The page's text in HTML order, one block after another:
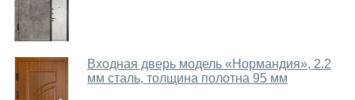
Входная дверь модель «Нормандия», 2.2
мм сталь, толщина полотна 95 мм